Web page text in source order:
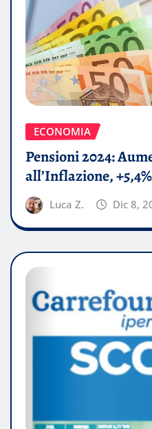
ECONOMIA
Pensioni 2024:
all’Inflazione,
Luca Z. Dic 8,